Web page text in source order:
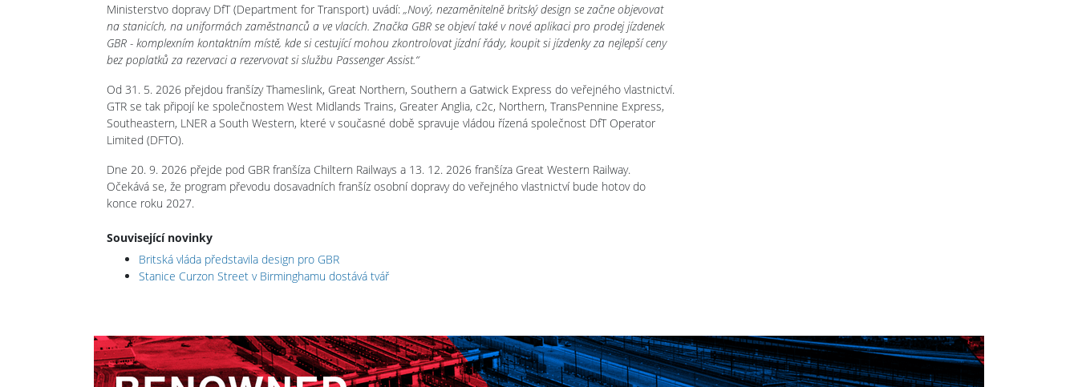
Ministerstvo dopravy DfT (Department for Transport) uvádí: „Nový, nezaměnitelně britský design se začne objevovat
na stanicích, na uniformách zaměstnanců a ve vlacích. Značka GBR se objeví také v nové aplikaci pro prodej jízdenek
GBR - komplexním kontaktním místě, kde si cestující mohou zkontrolovat jízdní řády, koupit si jízdenky za nejlepší ceny
bez poplatků za rezervaci a rezervovat si službu Passenger Assist.“
Od 31. 5. 2026 přejdou franšízy Thameslink, Great Northern, Southern a Gatwick Express do veřejného vlastnictví.
GTR se tak připojí ke společnostem West Midlands Trains, Greater Anglia, c2c, Northern, TransPennine Express,
Southeastern, LNER a South Western, které v současné době spravuje vládou řízená společnost DfT Operator
Limited (DFTO).
Dne 20. 9. 2026 přejde pod GBR franšíza Chiltern Railways a 13. 12. 2026 franšíza Great Western Railway.
Očekává se, že program převodu dosavadních franšíz osobní dopravy do veřejného vlastnictví bude hotov do
konce roku 2027.
Související novinky
Britská vláda představila design pro GBR
Stanice Curzon Street v Birminghamu dostává tvář